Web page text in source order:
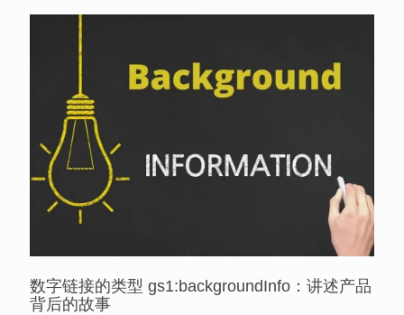
数字链接的类型 gs1:backgroundInfo：讲述产品
背后的故事